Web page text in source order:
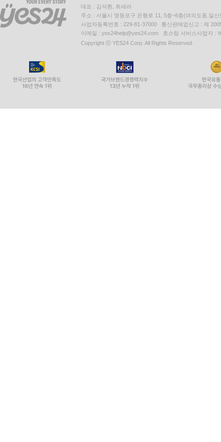
대표 : 김석환, 최세라
주소 : 서울시 영등포구 은행로 11, 5층~6층(여의도동,일신
사업자등록번호 : 229-81-37000 통신판매업신고 : 제
이메일 : yes24help@yes24.com 호스팅 서비스사업자 :
Copyright ⓒ YES24 Corp. All Rights Reserved.